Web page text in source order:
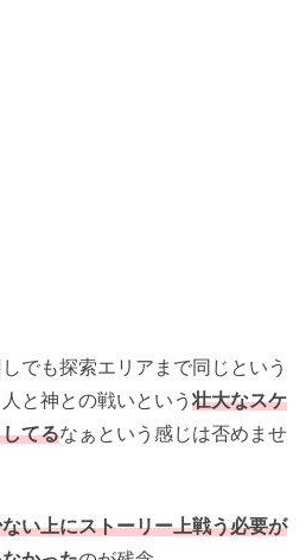
でも探索エリアまで同じという
と神との戦いという壮大なスケ
てるなぁという感じは否めませ
い上にストーリー上戦う必要が